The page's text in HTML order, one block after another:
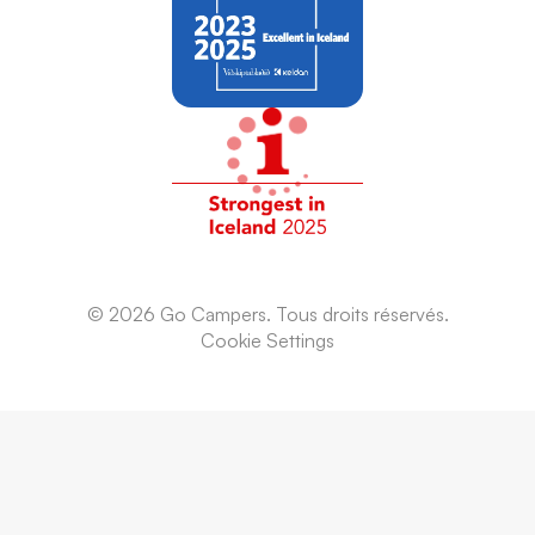
© 2026 Go Campers. Tous droits réservés.
Cookie Settings